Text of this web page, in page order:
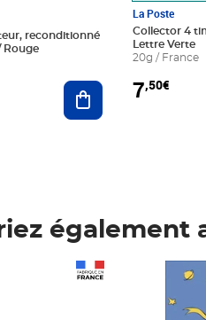
reconditionné
Rouge
Ajouter au panier
La Poste
Collector 4
Lettre Verte
20g / France
7,50€
également
Prix 7,50€